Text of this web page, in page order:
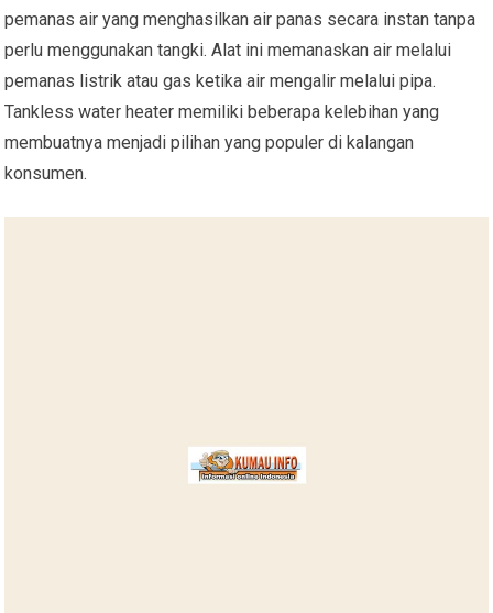
pemanas air yang menghasilkan air panas secara instan tanpa
perlu menggunakan tangki. Alat ini memanaskan air melalui
pemanas listrik atau gas ketika air mengalir melalui pipa.
Tankless water heater memiliki beberapa kelebihan yang
membuatnya menjadi pilihan yang populer di kalangan
konsumen.